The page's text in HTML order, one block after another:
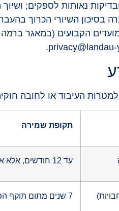
ובדיקות נאותות לספקים;
בסיכון השיורי הכרוך
הקבועים (במאגר ברמה
העיבוד או לחובה
תקופת שמירה
עד 12 חודשים, אלא אם ניתנה הסכמה
7 שנים מתום תוקף הפוליסה